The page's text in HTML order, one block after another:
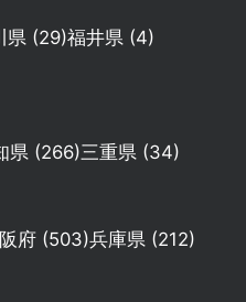
県 (29)福井県 (4)
県 (266)三重県 (34)
府 (503)兵庫県 (212)